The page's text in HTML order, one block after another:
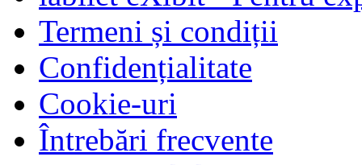
Termeni și condiții
Confidențialitate
Cookie-uri
Întrebări frecvente